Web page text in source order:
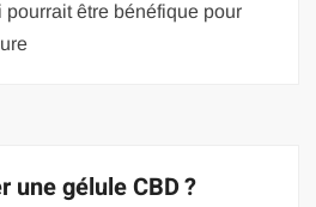
être bénéfique pour
une gélule CBD ?